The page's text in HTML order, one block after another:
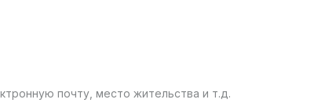
почту, место жительства и т.д.